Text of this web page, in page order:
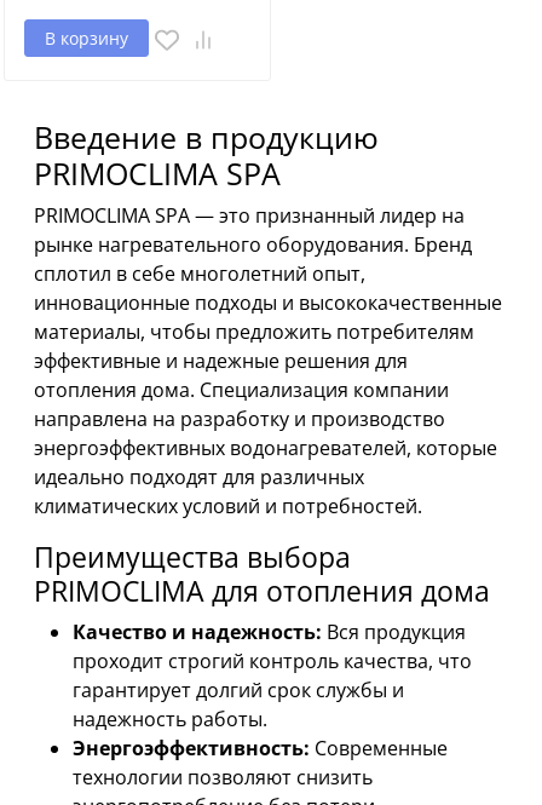
В корзину
Введение в продукцию
PRIMOCLIMA SPA
PRIMOCLIMA SPA — это признанный лидер на
рынке нагревательного оборудования. Бренд
сплотил в себе многолетний опыт,
инновационные подходы и высококачественные
материалы, чтобы предложить потребителям
эффективные и надежные решения для
отопления дома. Специализация компании
направлена на разработку и производство
энергоэффективных водонагревателей, которые
идеально подходят для различных
климатических условий и потребностей.
Преимущества выбора
PRIMOCLIMA для отопления дома
Качество и надежность: Вся продукция
проходит строгий контроль качества, что
гарантирует долгий срок службы и
надежность работы.
Энергоэффективность: Современные
технологии позволяют снизить